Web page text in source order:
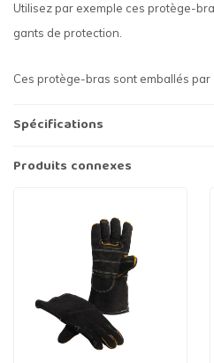
Utilisez par exemple ces protège-
gants de protection.
Ces protège-bras sont emballés par
Spécifications
Produits connexes